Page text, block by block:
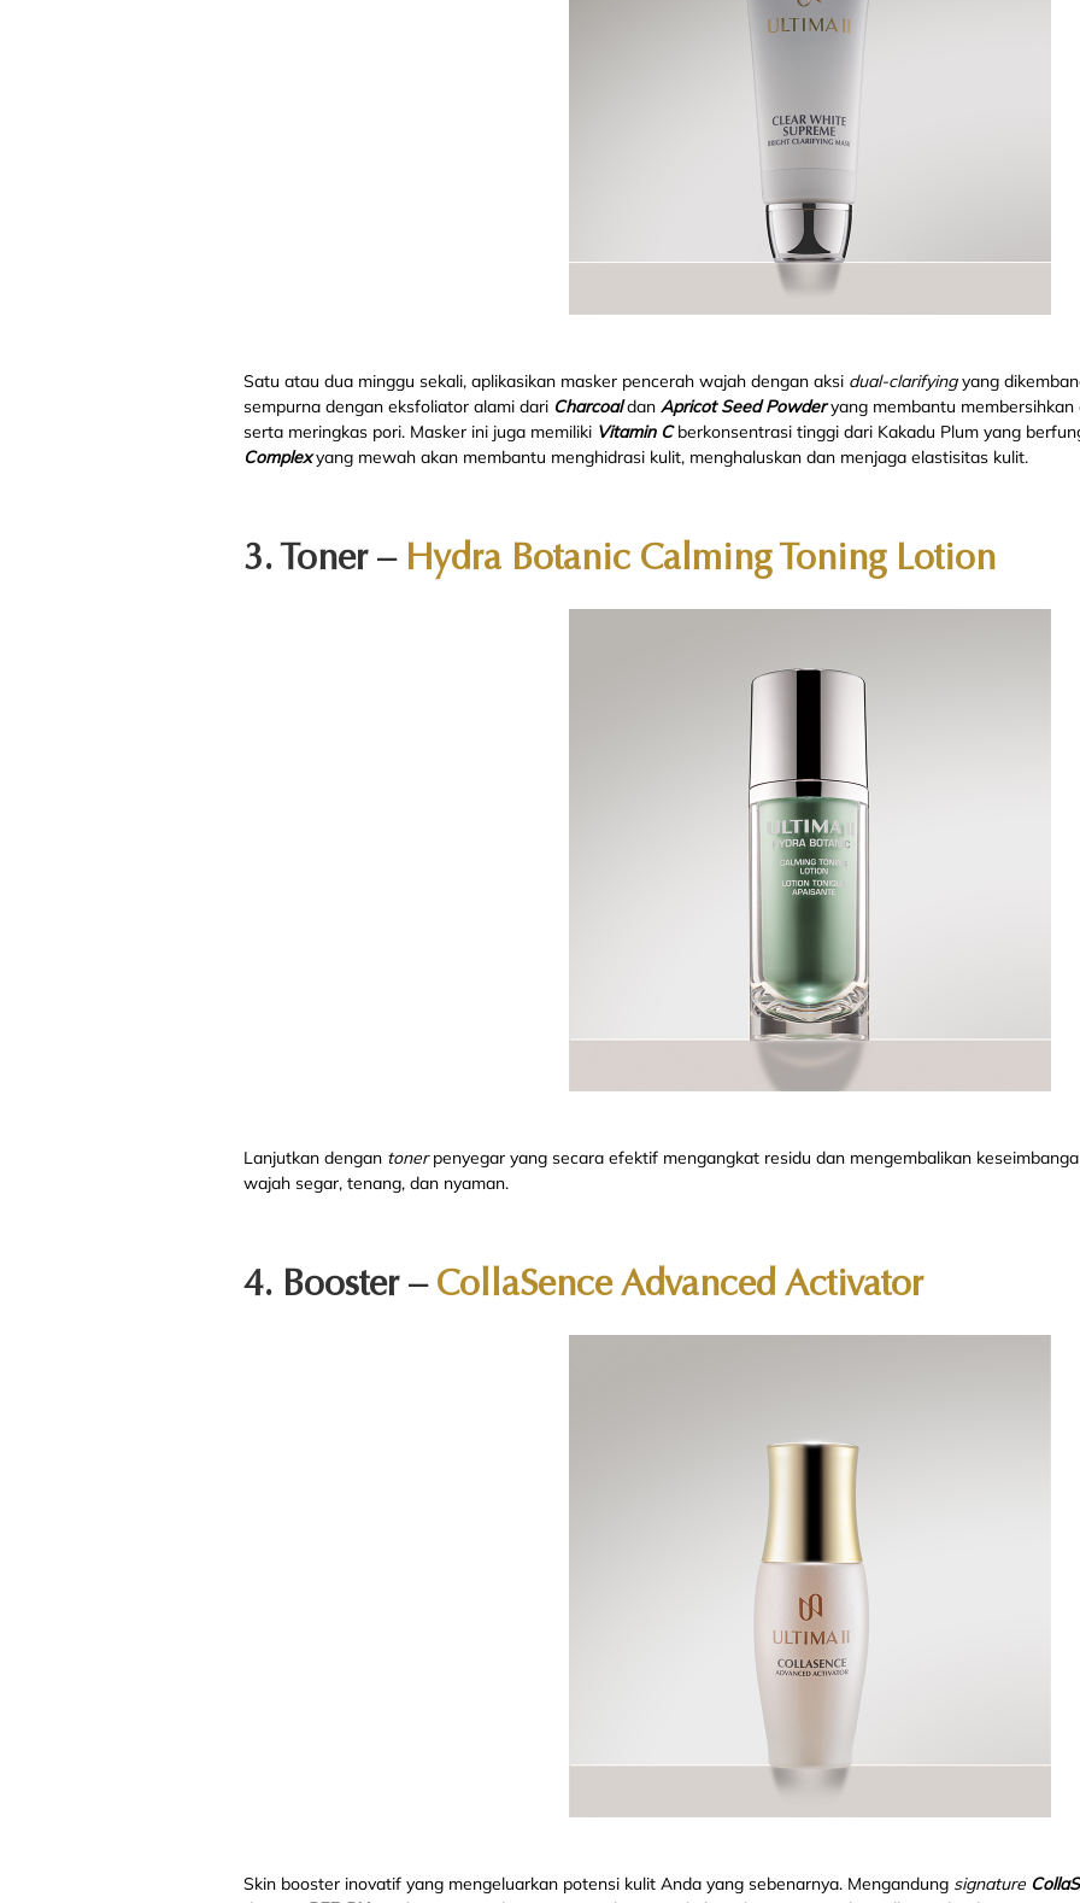
Satu atau dua minggu sekali, aplikasikan masker pencerah wajah dengan aksi dual-clarifyingyang
sempurna dengan eksfoliator alami dari Charcoaldan Apricot Seed Powderyang membantu
serta meringkas pori. Masker ini juga memiliki Vitamin Cberkonsentrasi tinggi dari Kakadu Plum yang
Complexyang mewah akan membantu menghidrasi kulit, menghaluskan dan menjaga elastisitas kulit.
3. Toner – Hydra Botanic Calming Toning Lotion
Lanjutkan dengan tonerpenyegar yang secara efektif mengangkat residu dan mengembalikan
wajah segar, tenang, dan nyaman.
4. Booster – CollaSence Advanced Activator
Skin booster inovatif yang mengeluarkan potensi kulit Anda yang sebenarnya. Mengandung signature